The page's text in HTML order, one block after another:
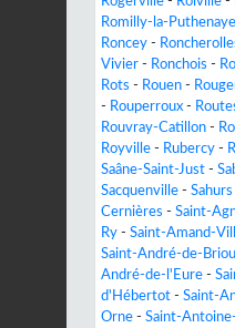
Romilly-la-Puthenaye
Roncey -
Vivier - Ronchois -
Rots - Rouen -
- Rouperroux -
Rouvray-Catillon -
Royville - Rubercy -
Saâne-Saint-Just -
Sacquenville - Sahurs
Cernières - Saint-
Ry - Saint-Amand-
Saint-André-de-
André-de-l'Eure -
d'Hébertot - Saint-
Orne - Saint-